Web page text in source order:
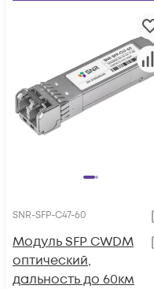
SNR-SFP-C47-60
Модуль SFP CWDM
оптический,
дальность до 60км